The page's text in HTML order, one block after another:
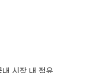
시장 내 점유